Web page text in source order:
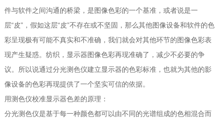
件与软件之间沟通的桥梁，是图像色彩的一个基准，或者说是一
层“皮”，假如这层“皮”不存在或不坚固，那么其他图像设备和软件的色
彩呈现极有可能不真实和不准确，我们就会对其他环节的图像色彩表
现产生疑惑。纺织，显示器图像色彩再现准确了，减少不必要的争
议。所以说通过分光测色仪建立显示器的色彩标准，也就为其他的影
像设备的色彩再现提供了一个坚实可信的依据。
用测色仪校准显示器色差的原理：
分光测色仪是基于每一种颜色都可以由不同的光谱组成的色相混合而